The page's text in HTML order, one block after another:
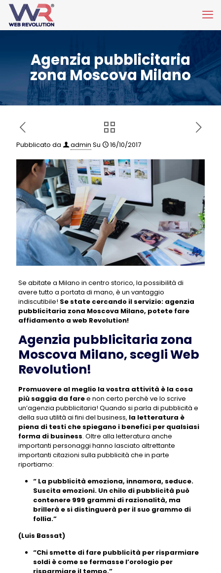
Agenzia pubblicitaria
zona Moscova Milano
Pubblicato da admin Su 16/10/2017
Se abitate a Milano in centro storico, la possibilità di
avere tutto a portata di mano, è un vantaggio
indiscutibile! Se state cercando il servizio: agenzia
pubblicitaria zona Moscova Milano, potete fare
affidamento a web Revolution!
Agenzia pubblicitaria zona
Moscova Milano, scegli Web
Revolution!
Promuovere al meglio la vostra attività è la cosa
più saggia da faree non certo perchè ve lo scrive
un’agenzia pubblicitaria! Quando si parla di pubblicità e
della sua utilità ai fini del business, la letteratura è
piena di testi che spiegano i benefici per qualsiasi
forma di business. Oltre alla letteratura anche
importanti personaggi hanno lasciato altrettante
importanti citazioni sulla pubblicità che in parte
riportiamo:
“ La pubblicità emoziona, innamora, seduce.
Suscita emozioni. Un chilo di pubblicità può
contenere 999 grammi di razionalità, ma
brillerà e si distinguerà per il suo grammo di
follia.”
(Luis Bassat)
“Chi smette di fare pubblicità per risparmiare
soldi è come se fermasse l’orologio per
risparmiare il tempo.”